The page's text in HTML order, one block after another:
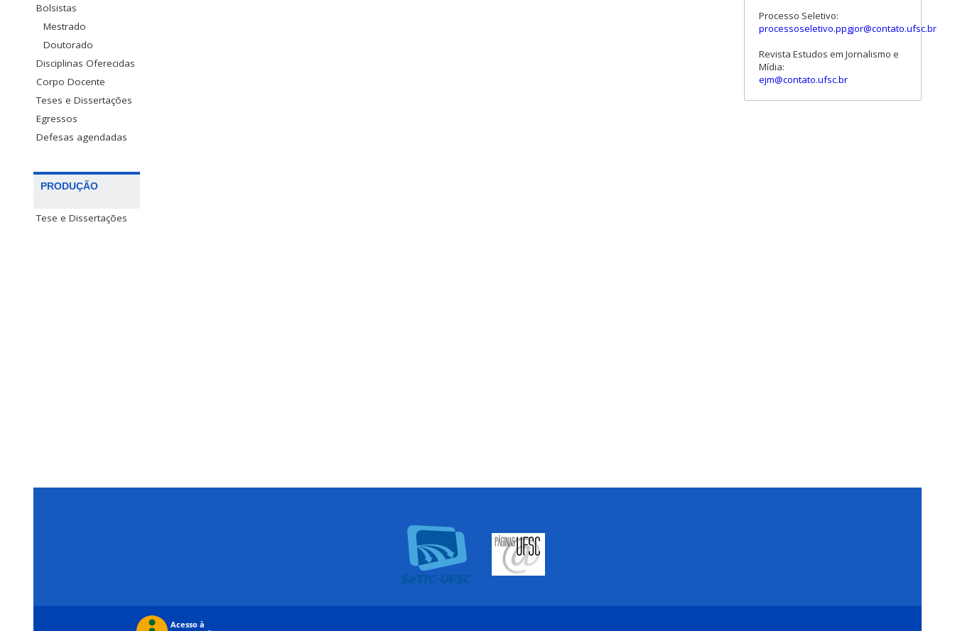
Bolsistas
Mestrado
Doutorado
Disciplinas Oferecidas
Corpo Docente
Teses e Dissertações
Egressos
Defesas agendadas
PRODUÇÃO
Tese e Dissertações
Processo Seletivo:
processoseletivo.ppgjor@contato.ufsc.br
Revista Estudos em Jornalismo e
Mídia:
ejm@contato.ufsc.br